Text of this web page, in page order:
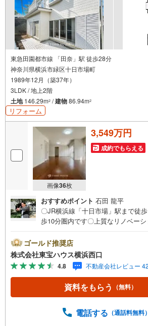
東急田園都市線 「田奈」駅 徒歩28分
神奈川県横浜市緑区十日市場町
1989年12月（築37年）
3LDK / 地上2階
土地146.29m2 /建物86.94m2
リフォーム
画像36枚
3,549万円
成約でもらえる
おすすめポイント 石田 龍平
〇JR横浜線「十日市場」駅まで徒
歩10分圏内です〇上質なリノベー
てくれる設備も充実していますーー
ャンペーン対象店舗ーーーー当店で
ayボーナスライトがもらえる「
キャンペーン」の対象になります。
学予約をする」ボタンからお問い
ahoo！ JAPAN IDでログインして
から60日です。ーーーーーーーー
ゴールド推奨店
株式会社東宝ハウス横浜西口
4.8 不動産会社レビュー
資料をもらう （無料）
電話する （通話料無料）